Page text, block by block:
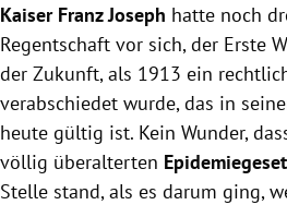
Kaiser Franz Joseph hatte noch
Regentschaft vor sich, der Erste
der Zukunft, als 1913 ein
verabschiedet wurde, das in
heute gültig ist. Kein Wunder,
völlig überalterten
Stelle stand, als es darum ging,